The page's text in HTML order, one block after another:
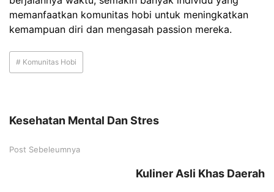
memanfaatkan komunitas hobi untuk meningkatkan
kemampuan diri dan mengasah passion mereka.
# Komunitas Hobi
Kesehatan Mental Dan Stres
Post Sebeleumnya
Kuliner Asli Khas Daerah